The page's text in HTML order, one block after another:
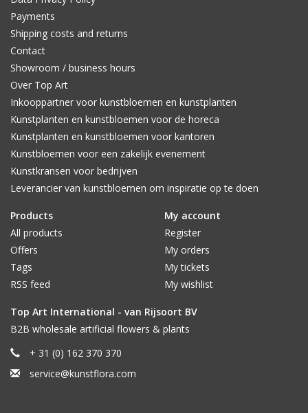
Payments
Shipping costs and returns
Contact
Showroom / business hours
Over Top Art
Inkooppartner voor kunstbloemen en kunstplanten
Kunstplanten en kunstbloemen voor de horeca
Kunstplanten en kunstbloemen voor kantoren
Kunstbloemen voor een zakelijk evenement
Kunstkransen voor bedrijven
Leverancier van kunstbloemen om inspiratie op te doen
Products
All products
Offers
Tags
RSS feed
My account
Register
My orders
My tickets
My wishlist
Top Art International - van Rijsoort BV
B2B wholesale artificial flowers & plants
+ 31 (0) 162 370 370
service@kunstflora.com